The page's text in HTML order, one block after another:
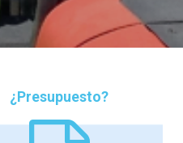
¿Presupuesto?